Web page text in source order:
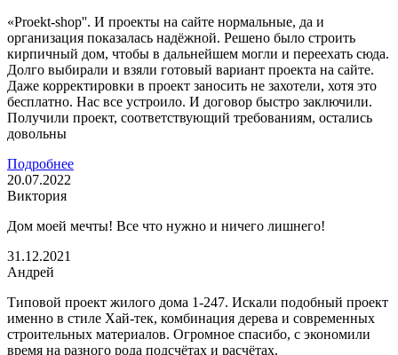
«Proekt-shop''. И проекты на сайте нормальные, да и
организация показалась надёжной. Решено было строить
кирпичный дом, чтобы в дальнейшем могли и переехать сюда.
Долго выбирали и взяли готовый вариант проекта на сайте.
Даже корректировки в проект заносить не захотели, хотя это
бесплатно. Нас все устроило. И договор быстро заключили.
Получили проект, соответствующий требованиям, остались
довольны
Подробнее
20.07.2022
Виктория
Дом моей мечты! Все что нужно и ничего лишнего!
31.12.2021
Андрей
Типовой проект жилого дома 1-247. Искали подобный проект
именно в стиле Хай-тек, комбинация дерева и современных
строительных материалов. Огромное спасибо, с экономили
время на разного рода подсчётах и расчётах.